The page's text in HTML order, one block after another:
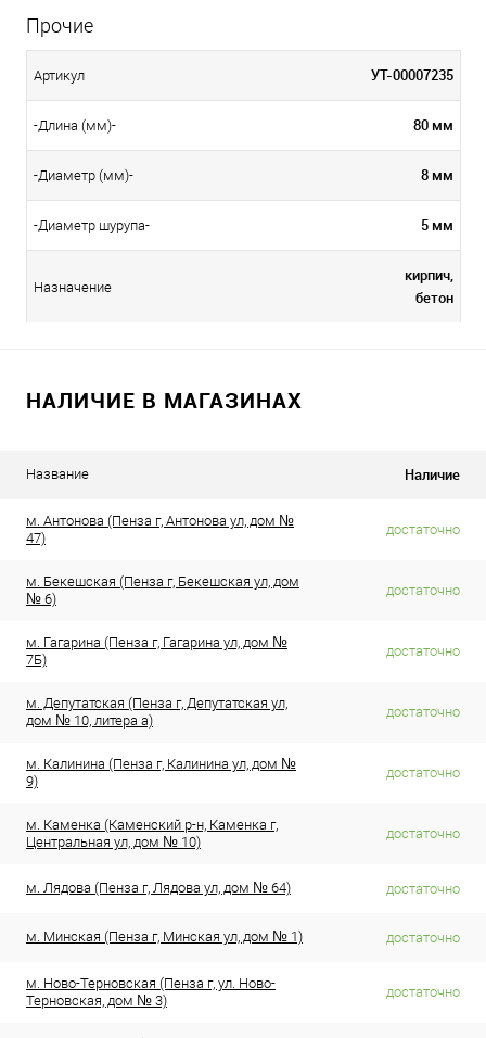
Прочие
Артикул УТ-00007235
-Длина (мм)- 80 мм
-Диаметр (мм)- 8 мм
-Диаметр шурупа- 5 мм
Назначение
кирпич,
бетон
НАЛИЧИЕ В МАГАЗИНАХ
Название Наличие
м. Антонова (Пенза г, Антонова ул, дом №
47)
достаточно
м. Бекешская (Пенза г, Бекешская ул, дом
№ 6)
достаточно
м. Гагарина (Пенза г, Гагарина ул, дом №
7Б)
достаточно
м. Депутатская (Пенза г, Депутатская ул,
дом № 10, литера а)
достаточно
м. Калинина (Пенза г, Калинина ул, дом №
9)
достаточно
м. Каменка (Каменский р-н, Каменка г,
Центральная ул, дом № 10)
достаточно
м. Лядова (Пенза г, Лядова ул, дом № 64) достаточно
м. Минская (Пенза г, Минская ул, дом № 1) достаточно
м. Ново-Терновская (Пенза г, ул. Ново-
Терновская, дом № 3)
достаточно